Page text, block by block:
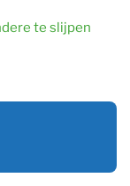
te slijpen